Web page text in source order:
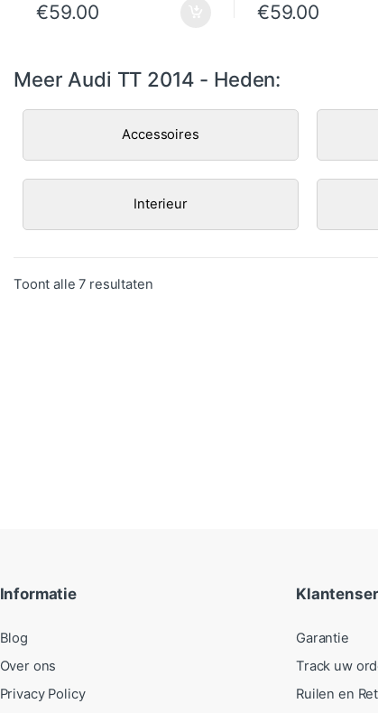
€59.00 €59.00
Meer Audi TT 2014 - Heden:
Accessoires
Interieur
Toont alle 7 resultatenGesorteerd op populariteit
Informatie
Blog
Over ons
Privacy Policy
Garantie
Track uw
Ruilen en